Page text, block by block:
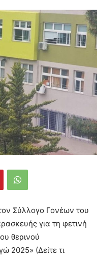
Σύλλογο Γονέων του
για τη φετινή
θερινού
2025» (Δείτε τι